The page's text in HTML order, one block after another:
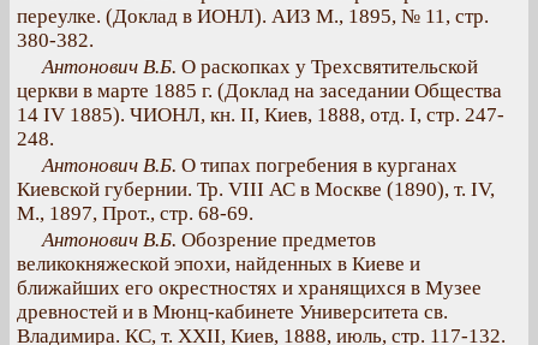
переулке. (Доклад в ИОНЛ). АИЗ М., 1895, № 11, стр.
380-382.
Антонович В.Б. О раскопках у Трехсвятительской
церкви в марте 1885 г. (Доклад на заседании Общества
14 IV 1885). ЧИОНЛ, кн. II, Киев, 1888, отд. I, стр. 247-
248.
Антонович В.Б. О типах погребения в курганах
Киевской губернии. Тр. VIII АС в Москве (1890), т. IV,
М., 1897, Прот., стр. 68-69.
Антонович В.Б. Обозрение предметов
великокняжеской эпохи, найденных в Киеве и
ближайших его окрестностях и хранящихся в Музее
древностей и в Мюнц-кабинете Университета св.
Владимира. КС, т. XXII, Киев, 1888, июль, стр. 117-132.